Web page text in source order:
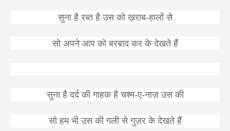
सुना है रब्त है उस को ख़राब-हालों से
सो अपने आप को बरबाद कर के देखते हैं
सुना है दर्द की गाहक है चश्म-ए-नाज़ उस की
सो हम भी उस की गली से गुज़र के देखते हैं